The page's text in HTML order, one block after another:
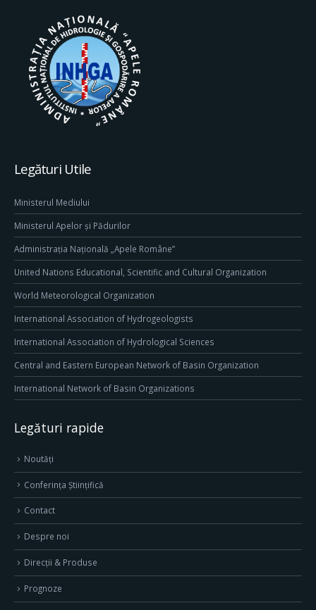
Legături Utile
Ministerul Mediului
Ministerul Apelor și Pădurilor
Administrația Națională „Apele Române”
United Nations Educational, Scientific and Cultural Organization
World Meteorological Organization
International Association of Hydrogeologists
International Association of Hydrological Sciences
Central and Eastern European Network of Basin Organization
International Network of Basin Organizations
Legături rapide
Noutăți
Conferința Științifică
Contact
Despre noi
Direcţii & Produse
Prognoze